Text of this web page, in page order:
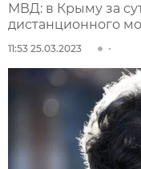
МВД: в Крыму за
дистанционного
11:53 25.03.2023